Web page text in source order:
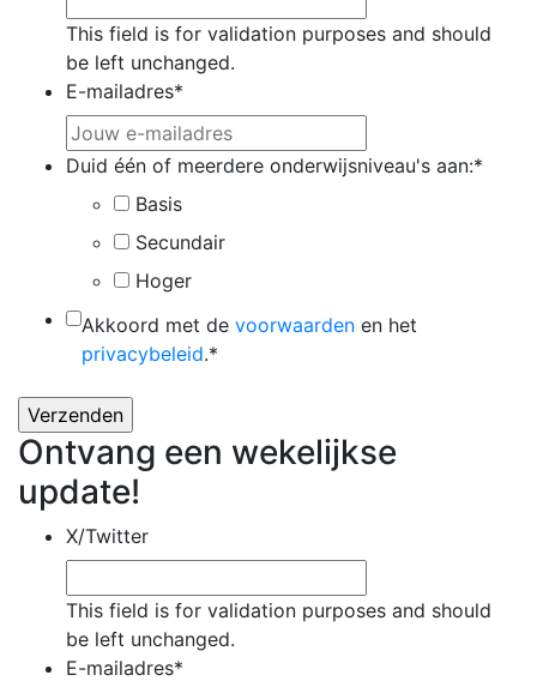
This field is for validation purposes and should
be left unchanged.
E-mailadres*
Duid één of meerdere onderwijsniveau's aan:*
Basis
Secundair
Hoger
* Akkoord met de voorwaarden en het
privacybeleid.*
Ontvang een wekelijkse
update!
X/Twitter
This field is for validation purposes and should
be left unchanged.
E-mailadres*